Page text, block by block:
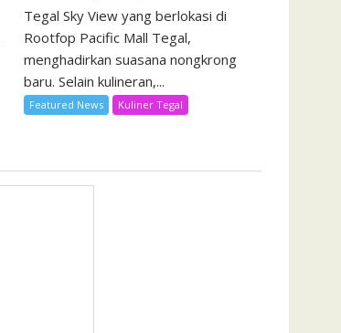
Tegal Sky View yang berlokasi di
Rootfop Pacific Mall Tegal,
menghadirkan suasana nongkrong
baru. Selain kulineran,...
Featured News Kuliner Tegal